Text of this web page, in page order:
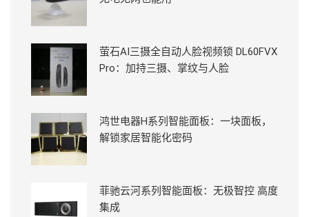
萤石AI三摄全自动人脸视频锁 DL60FVX
Pro：加持三摄、掌纹与人脸
鸿世电器H系列智能面板：一块面板，
解锁家居智能化密码
菲驰云河系列智能面板：无极智控 高度
集成